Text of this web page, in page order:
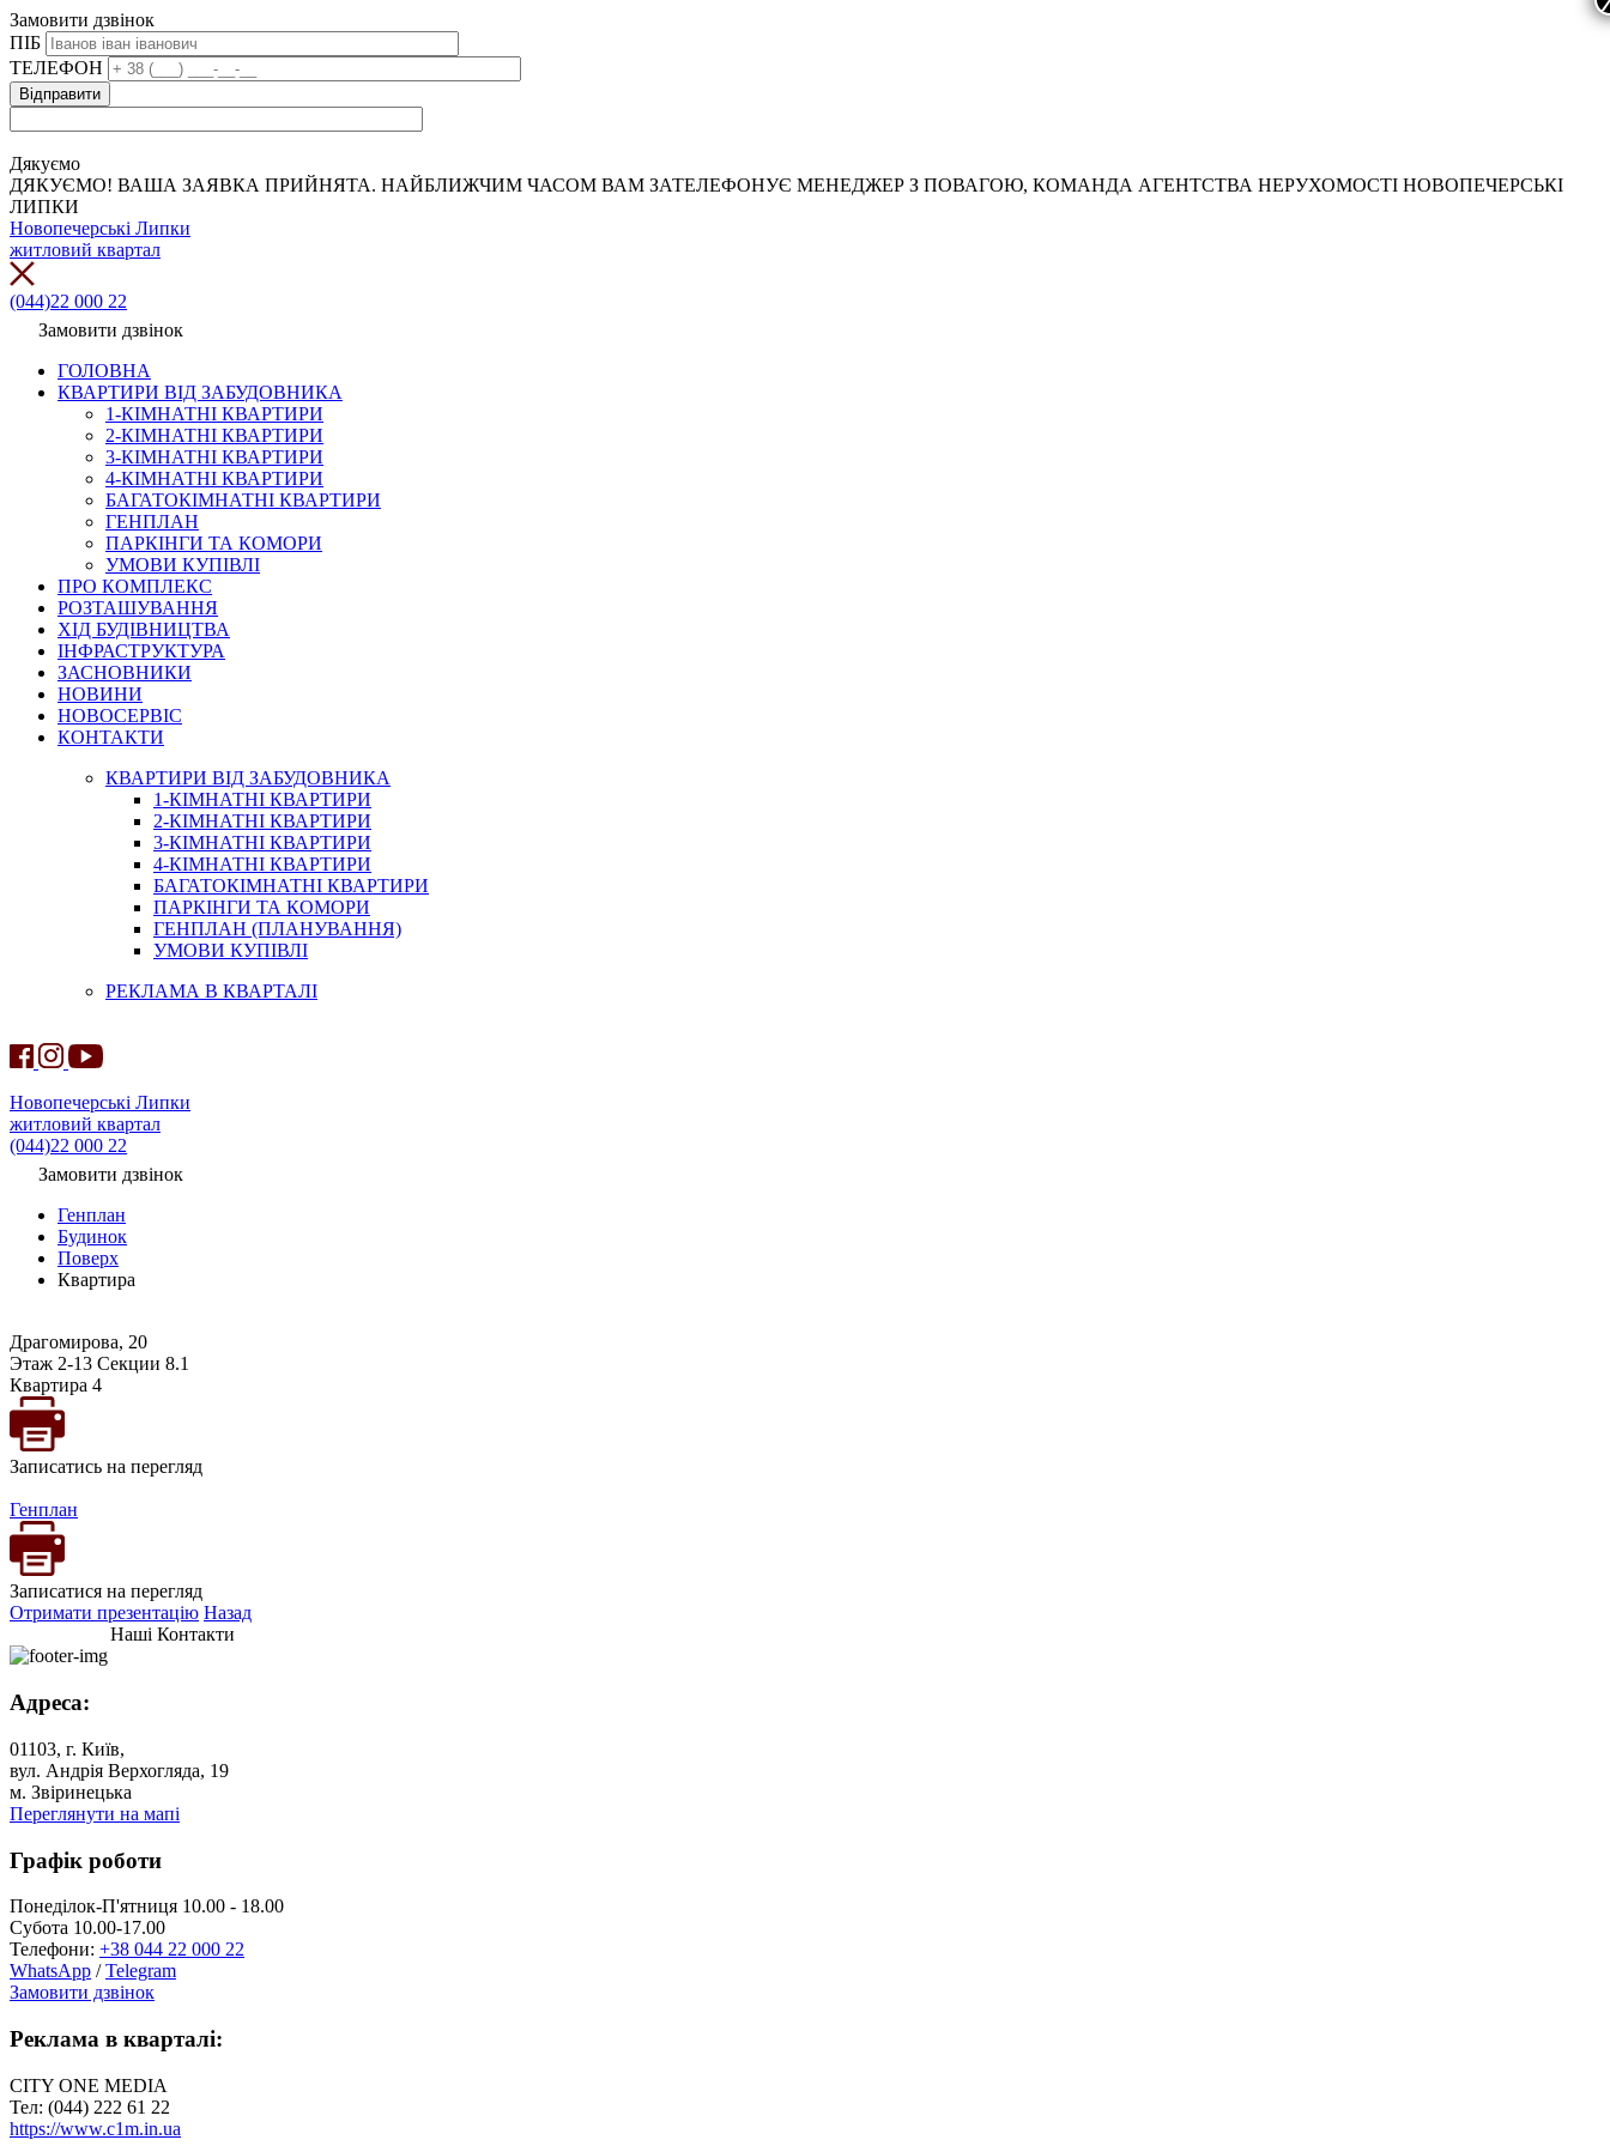
Замовити дзвінок
ПІБ
ТЕЛЕФОН
Дякуємо
ДЯКУЄМО! ВАША ЗАЯВКА ПРИЙНЯТА. НАЙБЛИЖЧИМ ЧАСОМ ВАМ ЗАТЕЛЕФОНУЄ МЕНЕДЖЕР З ПОВАГОЮ, КОМАНДА АГЕНТСТВА НЕРУХОМОСТІ НОВОПЕЧЕРСЬКІ
ЛИПКИ
Новопечерські Липки
житловий квартал
(044)22 000 22
Замовити дзвінок
ГОЛОВНА
КВАРТИРИ ВІД ЗАБУДОВНИКА
1-КІМНАТНІ КВАРТИРИ
2-КІМНАТНІ КВАРТИРИ
3-КІМНАТНІ КВАРТИРИ
4-КІМНАТНІ КВАРТИРИ
БАГАТОКІМНАТНІ КВАРТИРИ
ГЕНПЛАН
ПАРКІНГИ ТА КОМОРИ
УМОВИ КУПІВЛІ
ПРО КОМПЛЕКС
РОЗТАШУВАННЯ
ХІД БУДІВНИЦТВА
ІНФРАСТРУКТУРА
ЗАСНОВНИКИ
НОВИНИ
НОВОСЕРВІС
КОНТАКТИ
КВАРТИРИ ВІД ЗАБУДОВНИКА
1-КІМНАТНІ КВАРТИРИ
2-КІМНАТНІ КВАРТИРИ
3-КІМНАТНІ КВАРТИРИ
4-КІМНАТНІ КВАРТИРИ
БАГАТОКІМНАТНІ КВАРТИРИ
ПАРКІНГИ ТА КОМОРИ
ГЕНПЛАН (ПЛАНУВАННЯ)
УМОВИ КУПІВЛІ
РЕКЛАМА В КВАРТАЛІ
Новопечерські Липки
житловий квартал
(044)22 000 22
Замовити дзвінок
Генплан
Будинок
Поверх
Квартира
Драгомирова, 20
Этаж 2-13 Секции 8.1
Квартира 4
Записатись на перегляд
Генплан
Записатися на перегляд
Отримати презентацію Назад
Наші Контакти
Адреса:
01103, г. Київ,
вул. Андрія Верхогляда, 19
м. Звіринецька
Переглянути на мапі
Графік роботи
Понеділок-П'ятниця 10.00 - 18.00
Субота 10.00-17.00
Телефони: +38 044 22 000 22
WhatsApp /Telegram
Замовити дзвінок
Реклама в кварталі:
CITY ONE MEDIA
Тел: (044) 222 61 22
https://www.c1m.in.ua